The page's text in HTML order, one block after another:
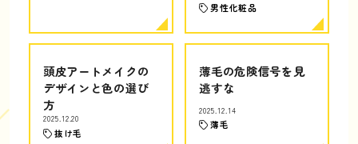
男性化粧品
頭皮アートメイクの
デザインと色の選び
方
2025.12.20
抜け毛
薄毛の危険信号を見
逃すな
2025.12.14
薄毛